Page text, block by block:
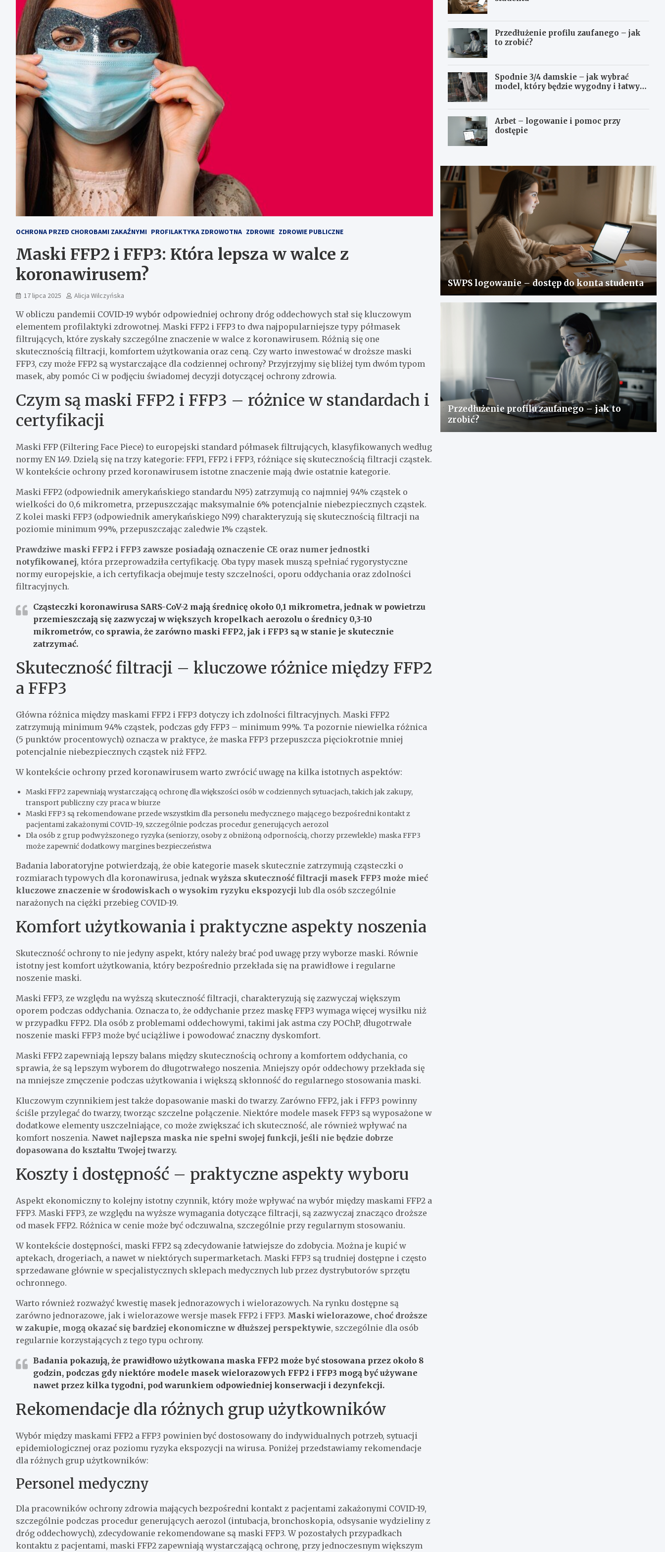
OCHRONA PRZED CHOROBAMI ZAKAŹNYMI PROFILAKTYKA ZDROWOTNA ZDROWIE ZDROWIE PUBLICZNE
Maski FFP2 i FFP3: Która lepsza w walce z
koronawirusem?
17 lipca 2025 Alicja Wilczyńska
W obliczu pandemii COVID-19 wybór odpowiedniej ochrony dróg oddechowych stał się kluczowym
elementem profilaktyki zdrowotnej. Maski FFP2 i FFP3 to dwa najpopularniejsze typy półmasek
filtrujących, które zyskały szczególne znaczenie w walce z koronawirusem. Różnią się one
skutecznością filtracji, komfortem użytkowania oraz ceną. Czy warto inwestować w droższe maski
FFP3, czy może FFP2 są wystarczające dla codziennej ochrony? Przyjrzyjmy się bliżej tym dwóm typom
masek, aby pomóc Ci w podjęciu świadomej decyzji dotyczącej ochrony zdrowia.
Czym są maski FFP2 i FFP3 – różnice w standardach i
certyfikacji
Maski FFP (Filtering Face Piece) to europejski standard półmasek filtrujących, klasyfikowanych według
normy EN 149. Dzielą się na trzy kategorie: FFP1, FFP2 i FFP3, różniące się skutecznością filtracji cząstek.
W kontekście ochrony przed koronawirusem istotne znaczenie mają dwie ostatnie kategorie.
Maski FFP2 (odpowiednik amerykańskiego standardu N95) zatrzymują co najmniej 94% cząstek o
wielkości do 0,6 mikrometra, przepuszczając maksymalnie 6% potencjalnie niebezpiecznych cząstek.
Z kolei maski FFP3 (odpowiednik amerykańskiego N99) charakteryzują się skutecznością filtracji na
poziomie minimum 99%, przepuszczając zaledwie 1% cząstek.
Prawdziwe maski FFP2 i FFP3 zawsze posiadają oznaczenie CE oraz numer jednostki
notyfikowanej, która przeprowadziła certyfikację. Oba typy masek muszą spełniać rygorystyczne
normy europejskie, a ich certyfikacja obejmuje testy szczelności, oporu oddychania oraz zdolności
filtracyjnych.
Cząsteczki koronawirusa SARS-CoV-2 mają średnicę około 0,1 mikrometra, jednak w powietrzu
przemieszczają się zazwyczaj w większych kropelkach aerozolu o średnicy 0,3-10
mikrometrów, co sprawia, że zarówno maski FFP2, jak i FFP3 są w stanie je skutecznie
zatrzymać.
Skuteczność filtracji – kluczowe różnice między FFP2
a FFP3
Główna różnica między maskami FFP2 i FFP3 dotyczy ich zdolności filtracyjnych. Maski FFP2
zatrzymują minimum 94% cząstek, podczas gdy FFP3 – minimum 99%. Ta pozornie niewielka różnica
(5 punktów procentowych) oznacza w praktyce, że maska FFP3 przepuszcza pięciokrotnie mniej
potencjalnie niebezpiecznych cząstek niż FFP2.
W kontekście ochrony przed koronawirusem warto zwrócić uwagę na kilka istotnych aspektów:
Maski FFP2 zapewniają wystarczającą ochronę dla większości osób w codziennych sytuacjach, takich jak zakupy,
transport publiczny czy praca w biurze
Maski FFP3 są rekomendowane przede wszystkim dla personelu medycznego mającego bezpośredni kontakt z
pacjentami zakażonymi COVID-19, szczególnie podczas procedur generujących aerozol
Dla osób z grup podwyższonego ryzyka (seniorzy, osoby z obniżoną odpornością, chorzy przewlekle) maska FFP3
może zapewnić dodatkowy margines bezpieczeństwa
Badania laboratoryjne potwierdzają, że obie kategorie masek skutecznie zatrzymują cząsteczki o
rozmiarach typowych dla koronawirusa, jednakwyższa skuteczność filtracji masek FFP3 może mieć
kluczowe znaczenie w środowiskach o wysokim ryzyku ekspozycji lub dla osób szczególnie
narażonych na ciężki przebieg COVID-19.
Komfort użytkowania i praktyczne aspekty noszenia
Skuteczność ochrony to nie jedyny aspekt, który należy brać pod uwagę przy wyborze maski. Równie
istotny jest komfort użytkowania, który bezpośrednio przekłada się na prawidłowe i regularne
noszenie maski.
Maski FFP3, ze względu na wyższą skuteczność filtracji, charakteryzują się zazwyczaj większym
oporem podczas oddychania. Oznacza to, że oddychanie przez maskę FFP3 wymaga więcej wysiłku niż
w przypadku FFP2. Dla osób z problemami oddechowymi, takimi jak astma czy POChP, długotrwałe
noszenie maski FFP3 może być uciążliwe i powodować znaczny dyskomfort.
Maski FFP2 zapewniają lepszy balans między skutecznością ochrony a komfortem oddychania, co
sprawia, że są lepszym wyborem do długotrwałego noszenia. Mniejszy opór oddechowy przekłada się
na mniejsze zmęczenie podczas użytkowania i większą skłonność do regularnego stosowania maski.
Kluczowym czynnikiem jest także dopasowanie maski do twarzy. Zarówno FFP2, jak i FFP3 powinny
ściśle przylegać do twarzy, tworząc szczelne połączenie. Niektóre modele masek FFP3 są wyposażone w
dodatkowe elementy uszczelniające, co może zwiększać ich skuteczność, ale również wpływać na
komfort noszenia. Nawet najlepsza maska nie spełni swojej funkcji, jeśli nie będzie dobrze
dopasowana do kształtu Twojej twarzy.
Koszty i dostępność – praktyczne aspekty wyboru
Aspekt ekonomiczny to kolejny istotny czynnik, który może wpływać na wybór między maskami FFP2 a
FFP3. Maski FFP3, ze względu na wyższe wymagania dotyczące filtracji, są zazwyczaj znacząco droższe
od masek FFP2. Różnica w cenie może być odczuwalna, szczególnie przy regularnym stosowaniu.
W kontekście dostępności, maski FFP2 są zdecydowanie łatwiejsze do zdobycia. Można je kupić w
aptekach, drogeriach, a nawet w niektórych supermarketach. Maski FFP3 są trudniej dostępne i często
sprzedawane głównie w specjalistycznych sklepach medycznych lub przez dystrybutorów sprzętu
ochronnego.
Warto również rozważyć kwestię masek jednorazowych i wielorazowych. Na rynku dostępne są
zarówno jednorazowe, jak i wielorazowe wersje masek FFP2 i FFP3. Maski wielorazowe, choć droższe
w zakupie, mogą okazać się bardziej ekonomiczne w dłuższej perspektywie, szczególnie dla osób
regularnie korzystających z tego typu ochrony.
Badania pokazują, że prawidłowo użytkowana maska FFP2 może być stosowana przez około 8
godzin, podczas gdy niektóre modele masek wielorazowych FFP2 i FFP3 mogą być używane
nawet przez kilka tygodni, pod warunkiem odpowiedniej konserwacji i dezynfekcji.
Rekomendacje dla różnych grup użytkowników
Wybór między maskami FFP2 a FFP3 powinien być dostosowany do indywidualnych potrzeb, sytuacji
epidemiologicznej oraz poziomu ryzyka ekspozycji na wirusa. Poniżej przedstawiamy rekomendacje
dla różnych grup użytkowników:
Personel medyczny
Dla pracowników ochrony zdrowia mających bezpośredni kontakt z pacjentami zakażonymi COVID-19,
szczególnie podczas procedur generujących aerozol (intubacja, bronchoskopia, odsysanie wydzieliny z
dróg oddechowych), zdecydowanie rekomendowane są maski FFP3. W pozostałych przypadkach
kontaktu z pacjentami, maski FFP2 zapewniają wystarczającą ochronę, przy jednoczesnym większym
Przedłużenie profilu zaufanego – jak
to zrobić?
Spodnie 3/4 damskie – jak wybrać
model, który będzie wygodny i łatwy
Arbet – logowanie i pomoc przy
dostępie
SWPS logowanie – dostęp do konta studenta
Przedłużenie profilu zaufanego – jak to
zrobić?